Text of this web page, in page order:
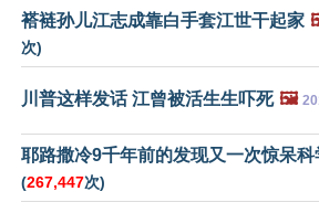
褡裢孙儿江志成靠白手套江世干起家
次)
川普这样发话 江曾被活生生吓死 🖼️
耶路撒冷9千年前的发现又一次惊呆科
(267,447次)